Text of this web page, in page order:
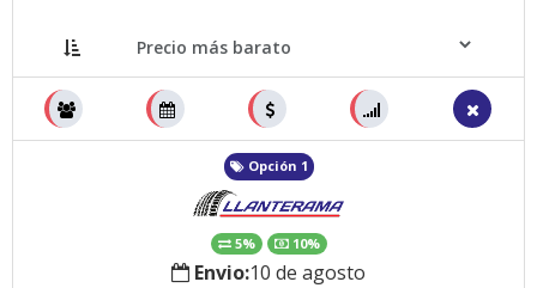
Opción 1
5% 10%
Envio:10 de agosto